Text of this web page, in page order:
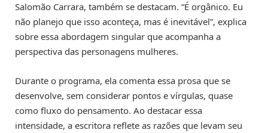
Salomão Carrara, também se destacam. “É orgânico. Eu
não planejo que isso aconteça, mas é inevitável”, explica
sobre essa abordagem singular que acompanha a
perspectiva das personagens mulheres.
Durante o programa, ela comenta essa prosa que se
desenvolve, sem considerar pontos e vírgulas, quase
como fluxo do pensamento. Ao destacar essa
intensidade, a escritora reflete as razões que levam seu